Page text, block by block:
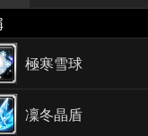
極寒雪球
凜冬晶盾